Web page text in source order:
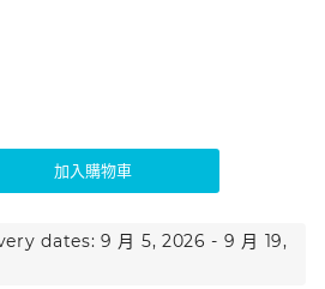
加入購物車
dates: 9 月 5, 2026 - 9 月 19,